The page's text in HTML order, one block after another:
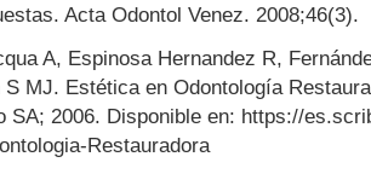
Acta Odontol Venez. 2008;46(3).
A, Espinosa Hernandez R,
S MJ. Estética en Odontología
SA; 2006. Disponible en: https://
Restauradora